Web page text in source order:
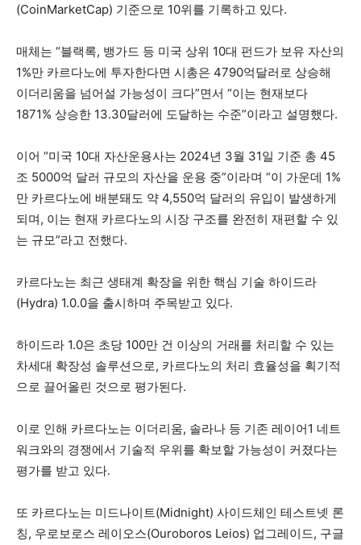
(CoinMarketCap) 기준으로 10위를 기록하고 있다.
매체는 “블랙록, 뱅가드 등 미국 상위 10대 펀드가 보유 자산의
1%만 카르다노에 투자한다면 시총은 4790억달러로 상승해
이더리움을 넘어설 가능성이 크다”면서 “이는 현재보다
1871% 상승한 13.30달러에 도달하는 수준”이라고 설명했다.
이어 “미국 10대 자산운용사는 2024년 3월 31일 기준 총 45
조 5000억 달러 규모의 자산을 운용 중”이라며 “이 가운데 1%
만 카르다노에 배분돼도 약 4,550억 달러의 유입이 발생하게
되며, 이는 현재 카르다노의 시장 구조를 완전히 재편할 수 있
는 규모”라고 전했다.
카르다노는 최근 생태계 확장을 위한 핵심 기술 하이드라
(Hydra) 1.0.0을 출시하며 주목받고 있다.
하이드라 1.0은 초당 100만 건 이상의 거래를 처리할 수 있는
차세대 확장성 솔루션으로, 카르다노의 처리 효율성을 획기적
으로 끌어올린 것으로 평가된다.
이로 인해 카르다노는 이더리움, 솔라나 등 기존 레이어1 네트
워크와의 경쟁에서 기술적 우위를 확보할 가능성이 커졌다는
평가를 받고 있다.
또 카르다노는 미드나이트(Midnight) 사이드체인 테스트넷 론
칭, 우로보로스 레이오스(Ouroboros Leios) 업그레이드, 구글